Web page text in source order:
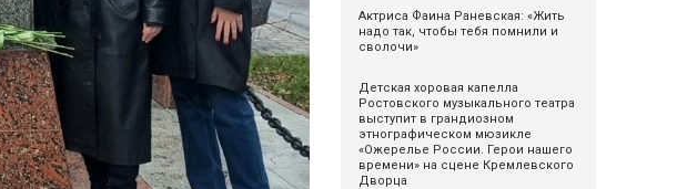
Актриса Фаина Раневская: «Жить
надо так, чтобы тебя помнили и
сволочи»
Детская хоровая капелла
Ростовского музыкального театра
выступит в грандиозном
этнографическом мюзикле
«Ожерелье России. Герои нашего
времени» на сцене Кремлевского
Дворца